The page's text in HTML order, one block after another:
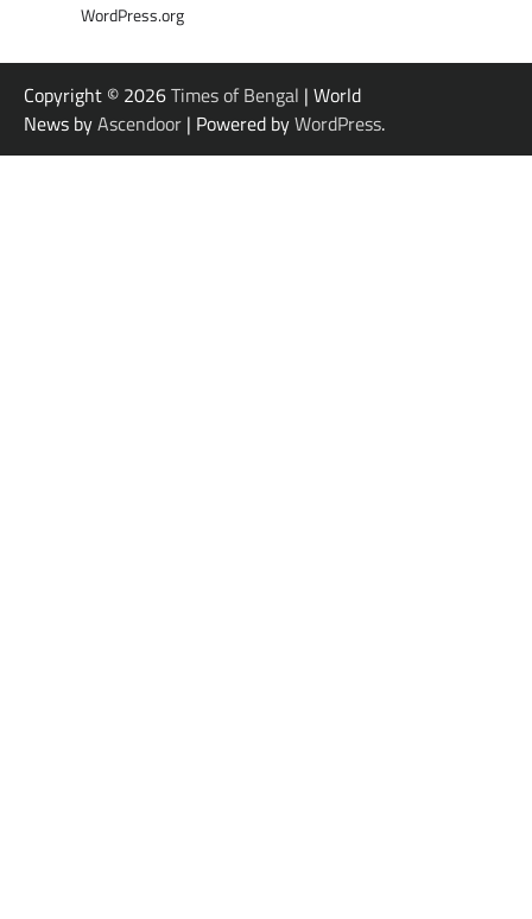
WordPress.org
Copyright © 2026Times of Bengal | World
News byAscendoor | Powered byWordPress.